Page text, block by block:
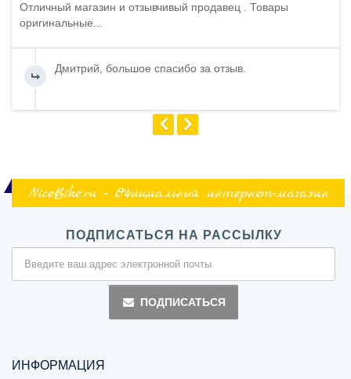
Отличный магазин и отзывчивый продавец . Товары
оригинальные...
Дмитрий, большое спасибо за отзыв.
NiceBike.ru - Официальный интернет-магазин
ПОДПИСАТЬСЯ НА РАССЫЛКУ
ПОДПИСАТЬСЯ
ИНФОРМАЦИЯ